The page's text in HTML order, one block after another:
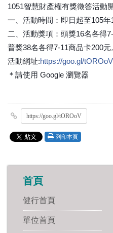
1051智慧財產權有獎徵答活動
一、活動時間：即日起至105年
二、活動獎項：頭獎16名各得
普獎38名各得7-11商品卡200元
活動網址:https://goo.gl/tOROoV
＊請使用 Google 瀏覽器
https://goo.gl/tOROoV
列印本頁
首頁
健行首頁
單位首頁